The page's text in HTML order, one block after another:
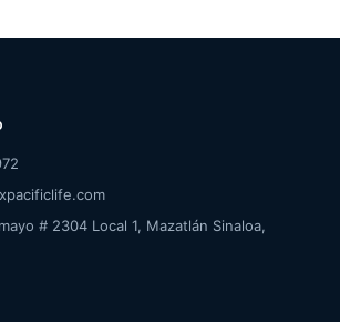
# 2304 Local 1, Mazatlán Sinaloa,